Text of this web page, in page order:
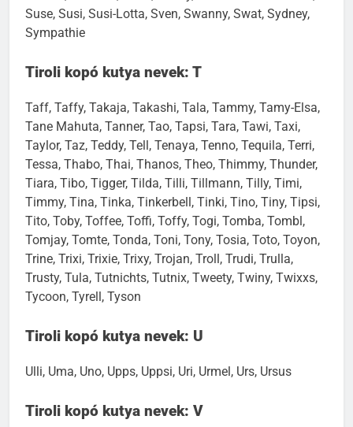
Sumac, Summer, Suna, Sunny, Susanne Fußelwusel,
Suse, Susi, Susi-Lotta, Sven, Swanny, Swat, Sydney,
Taff, Taffy, Takaja, Takashi, Tala, Tammy, Tamy-Elsa,
Tane Mahuta, Tanner, Tao, Tapsi, Tara, Tawi, Taxi,
Taylor, Taz, Teddy, Tell, Tenaya, Tenno, Tequila, Terri,
Tessa, Thabo, Thai, Thanos, Theo, Thimmy, Thunder,
Tiara, Tibo, Tigger, Tilda, Tilli, Tillmann, Tilly, Timi,
Timmy, Tina, Tinka, Tinkerbell, Tinki, Tino, Tiny, Tipsi,
Tito, Toby, Toffee, Toffi, Toffy, Togi, Tomba, Tombl,
Tomjay, Tomte, Tonda, Toni, Tony, Tosia, Toto, Toyon,
Trine, Trixi, Trixie, Trixy, Trojan, Troll, Trudi, Trulla,
Trusty, Tula, Tutnichts, Tutnix, Tweety, Twiny, Twixxs,